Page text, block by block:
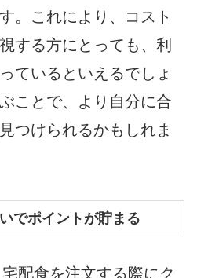
。これにより、コスト
する方にとっても、利
ているといえるでしょ
ことで、より自分に合
つけられるかもしれま
でポイントが貯まる
配食を注文する際にク